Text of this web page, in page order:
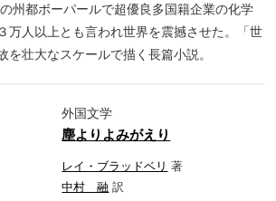
州都ボーパールで超優良多国籍企業の化学
万人以上とも言われ世界を震撼させた。「世
を壮大なスケールで描く長篇小説。
外国文学
塵よりよみがえり
レイ・ブラッドベリ 著
中村 融 訳